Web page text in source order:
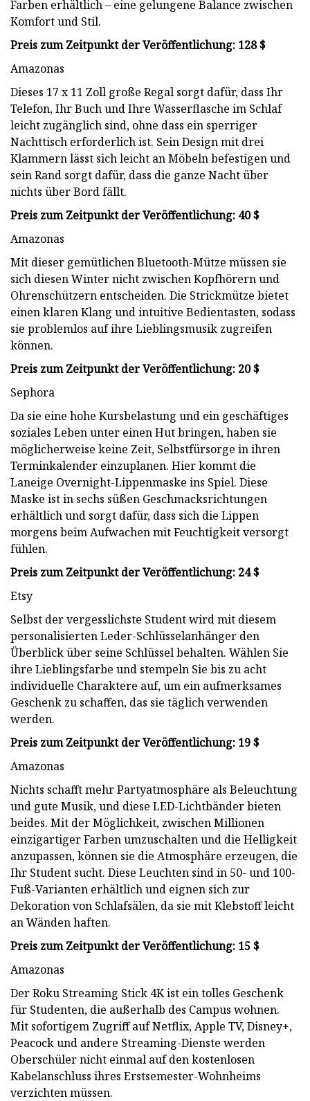
Farben erhältlich – eine gelungene Balance zwischen
Komfort und Stil.
Preis zum Zeitpunkt der Veröffentlichung: 128 $
Amazonas
Dieses 17 x 11 Zoll große Regal sorgt dafür, dass Ihr
Telefon, Ihr Buch und Ihre Wasserflasche im Schlaf
leicht zugänglich sind, ohne dass ein sperriger
Nachttisch erforderlich ist. Sein Design mit drei
Klammern lässt sich leicht an Möbeln befestigen und
sein Rand sorgt dafür, dass die ganze Nacht über
nichts über Bord fällt.
Preis zum Zeitpunkt der Veröffentlichung: 40 $
Amazonas
Mit dieser gemütlichen Bluetooth-Mütze müssen sie
sich diesen Winter nicht zwischen Kopfhörern und
Ohrenschützern entscheiden. Die Strickmütze bietet
einen klaren Klang und intuitive Bedientasten, sodass
sie problemlos auf ihre Lieblingsmusik zugreifen
können.
Preis zum Zeitpunkt der Veröffentlichung: 20 $
Sephora
Da sie eine hohe Kursbelastung und ein geschäftiges
soziales Leben unter einen Hut bringen, haben sie
möglicherweise keine Zeit, Selbstfürsorge in ihren
Terminkalender einzuplanen. Hier kommt die
Laneige Overnight-Lippenmaske ins Spiel. Diese
Maske ist in sechs süßen Geschmacksrichtungen
erhältlich und sorgt dafür, dass sich die Lippen
morgens beim Aufwachen mit Feuchtigkeit versorgt
fühlen.
Preis zum Zeitpunkt der Veröffentlichung: 24 $
Etsy
Selbst der vergesslichste Student wird mit diesem
personalisierten Leder-Schlüsselanhänger den
Überblick über seine Schlüssel behalten. Wählen Sie
ihre Lieblingsfarbe und stempeln Sie bis zu acht
individuelle Charaktere auf, um ein aufmerksames
Geschenk zu schaffen, das sie täglich verwenden
werden.
Preis zum Zeitpunkt der Veröffentlichung: 19 $
Amazonas
Nichts schafft mehr Partyatmosphäre als Beleuchtung
und gute Musik, und diese LED-Lichtbänder bieten
beides. Mit der Möglichkeit, zwischen Millionen
einzigartiger Farben umzuschalten und die Helligkeit
anzupassen, können sie die Atmosphäre erzeugen, die
Ihr Student sucht. Diese Leuchten sind in 50- und 100-
Fuß-Varianten erhältlich und eignen sich zur
Dekoration von Schlafsälen, da sie mit Klebstoff leicht
an Wänden haften.
Preis zum Zeitpunkt der Veröffentlichung: 15 $
Amazonas
Der Roku Streaming Stick 4K ist ein tolles Geschenk
für Studenten, die außerhalb des Campus wohnen.
Mit sofortigem Zugriff auf Netflix, Apple TV, Disney+,
Peacock und andere Streaming-Dienste werden
Oberschüler nicht einmal auf den kostenlosen
Kabelanschluss ihres Erstsemester-Wohnheims
verzichten müssen.